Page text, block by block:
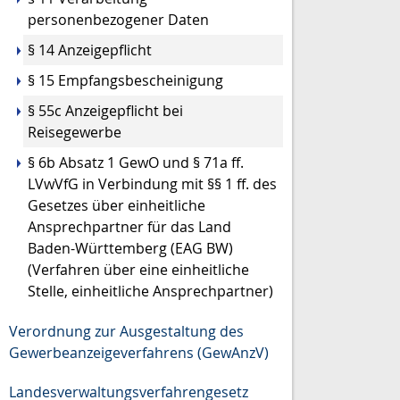
personenbezogener Daten
§ 14 Anzeigepflicht
§ 15 Empfangsbescheinigung
§ 55c Anzeigepflicht bei
Reisegewerbe
§ 6b Absatz 1 GewO und § 71a ff.
LVwVfG in Verbindung mit §§ 1 ff. des
Gesetzes über einheitliche
Ansprechpartner für das Land
Baden-Württemberg (EAG BW)
(Verfahren über eine einheitliche
Stelle, einheitliche Ansprechpartner)
Verordnung zur Ausgestaltung des
Gewerbeanzeigeverfahrens (GewAnzV)
Landesverwaltungsverfahrengesetz